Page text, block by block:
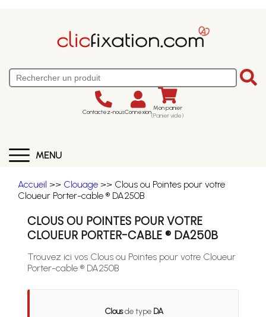
Contactez-nousConnexion Mon panier
(Panier vide)
MENU
Accueil >> Clouage >> Clous ou Pointes pour votre
Cloueur Porter-cable ® DA250B
CLOUS OU POINTES POUR VOTRE
CLOUEUR PORTER-CABLE ® DA250B
Trouvez ici vos Clous ou Pointes pour votre Cloueur
Porter-cable ® DA250B
Clousde type DA